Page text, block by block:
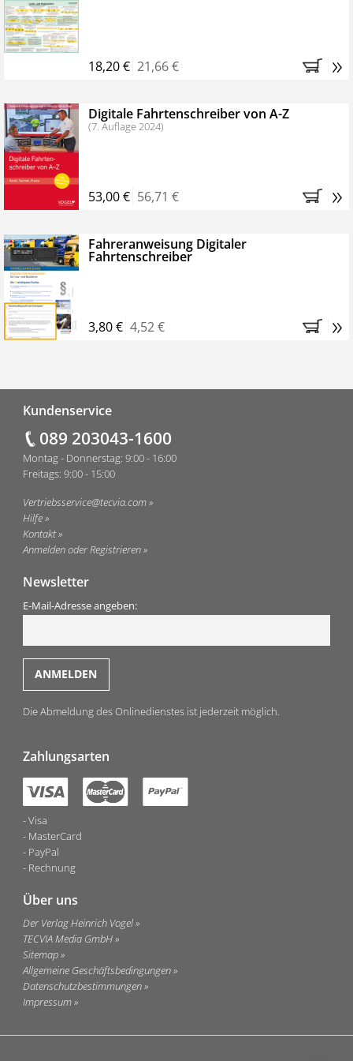
Bestellen Sie jetzt das VerkehrsRundschau Profipaket im
Kennenlern-Abo für zwei Monate (inkl. der derzeitig
Monaten brauchen Sie nichts weiter tun, das
Abonnement endet automatisch, es entstehen keine
weiteren Verpflichtungen.
18,20 € 21,66 € »
Digitale Fahrtenschreiber von A-Z
(7. Auflage 2024)
53,00 € 56,71 € »
Fahreranweisung Digitaler
Fahrtenschreiber
3,80 € 4,52 € »
Kundenservice
089 203043-1600
Montag - Donnerstag: 9:00 - 16:00
Freitags: 9:00 - 15:00
Vertriebsservice@tecvia.com
Hilfe
Kontakt
Anmelden oder Registrieren
Newsletter
E-Mail-Adresse angeben:
Die Abmeldung des Onlinedienstes ist jederzeit möglich.
Zahlungsarten
Visa
MasterCard
PayPal
Rechnung
Über uns
Der Verlag Heinrich Vogel
TECVIA Media GmbH
Sitemap
Allgemeine Geschäftsbedingungen
Datenschutzbestimmungen
Impressum